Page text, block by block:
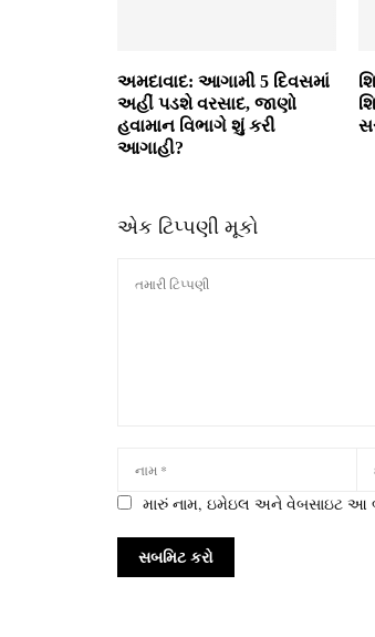
અમદાવાદ: આગામી 5 દિવસમાં
અહીં પડશે વરસાદ, જાણો
હવામાન વિભાગે શું કરી
આગાહી?
એક ટિપ્પણી મૂકો
મારું નામ, ઇમેઇલ અને વેબસાઇટ આ